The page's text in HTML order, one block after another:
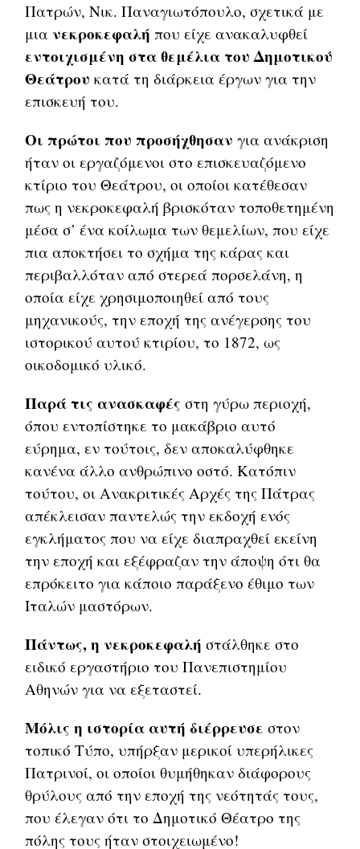
Πατρών, Νικ. Παναγιωτόπουλο, σχετικά με
μιανεκροκεφαλή που είχε ανακαλυφθεί
εντοιχισμένη στα θεμέλια του Δημοτικού
Θεάτρου κατά τη διάρκεια έργων για την
επισκευή του.
Οι πρώτοι που προσήχθησανγια ανάκριση
ήταν οι εργαζόμενοι στο επισκευαζόμενο
κτίριο του Θεάτρου, οι οποίοι κατέθεσαν
πως η νεκροκεφαλή βρισκόταν τοποθετημένη
μέσα σ’ ένα κοίλωμα των θεμελίων, που είχε
πια αποκτήσει το σχήμα της κάρας και
περιβαλλόταν από στερεά πορσελάνη, η
οποία είχε χρησιμοποιηθεί από τους
μηχανικούς, την εποχή της ανέγερσης του
ιστορικού αυτού κτιρίου, το 1872, ως
οικοδομικό υλικό.
Παρά τις ανασκαφές στη γύρω περιοχή,
όπου εντοπίστηκε το μακάβριο αυτό
εύρημα, εν τούτοις, δεν αποκαλύφθηκε
κανένα άλλο ανθρώπινο οστό. Κατόπιν
τούτου, οι Ανακριτικές Αρχές της Πάτρας
απέκλεισαν παντελώς την εκδοχή ενός
εγκλήματος που να είχε διαπραχθεί εκείνη
την εποχή και εξέφραζαν την άποψη ότι θα
επρόκειτο για κάποιο παράξενο έθιμο των
Ιταλών μαστόρων.
Πάντως, η νεκροκεφαλή στάλθηκε στο
ειδικό εργαστήριο του Πανεπιστημίου
Αθηνών για να εξεταστεί.
Μόλις η ιστορία αυτή διέρρευσε στον
τοπικό Τύπο, υπήρξαν μερικοί υπερήλικες
Πατρινοί, οι οποίοι θυμήθηκαν διάφορους
θρύλους από την εποχή της νεότητάς τους,
που έλεγαν ότι το Δημοτικό Θέατρο της
πόλης τους ήταν στοιχειωμένο!